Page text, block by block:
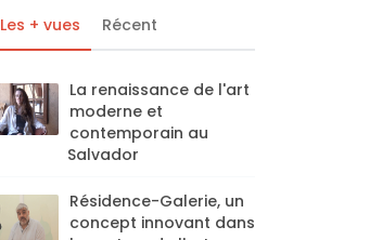
Les + vues Récent
La renaissance de l'art
moderne et
contemporain au
Salvador
Résidence-Galerie, un
concept innovant dans